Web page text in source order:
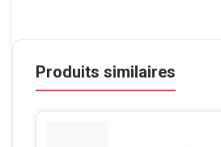
Produits similaires